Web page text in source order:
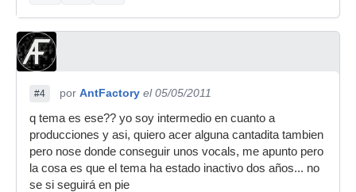
#4 por AntFactory el 05/05/2011
q tema es ese?? yo soy intermedio en cuanto a
producciones y asi, quiero acer alguna cantadita tambien
pero nose donde conseguir unos vocals, me apunto pero
la cosa es que el tema ha estado inactivo dos años... no
se si seguirá en pie